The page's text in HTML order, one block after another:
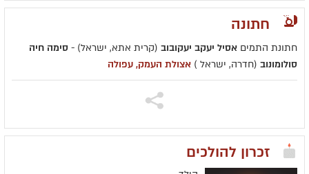
חתונה
חתונת התמים אסיל יעקב יעקובוב (קרית אתא, ישראל) - סימה חיה
סולומונוב (חדרה, ישראל ) אצולת העמק, עפולה
זכרון להולכים